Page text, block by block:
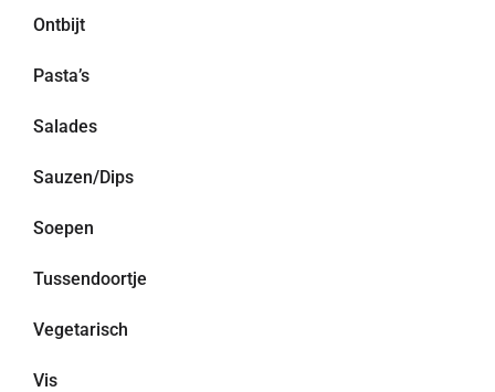
Ontbijt
Pasta’s
Salades
Sauzen/Dips
Soepen
Tussendoortje
Vegetarisch
Vis